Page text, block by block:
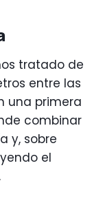
tratado de
entre las
una primera
combinar
y, sobre
el